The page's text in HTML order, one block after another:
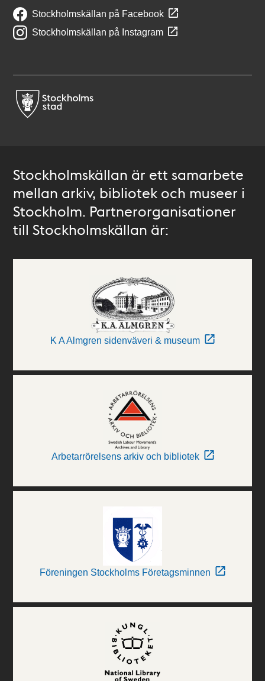
Stockholmskällan på Facebook
Stockholmskällan på Instagram
Stockholmskällan är ett samarbete
mellan arkiv, bibliotek och museer i
Stockholm. Partnerorganisationer
till Stockholmskällan är:
K A Almgren sidenväveri & museum
Arbetarrörelsens arkiv och bibliotek
Föreningen Stockholms Företagsminnen